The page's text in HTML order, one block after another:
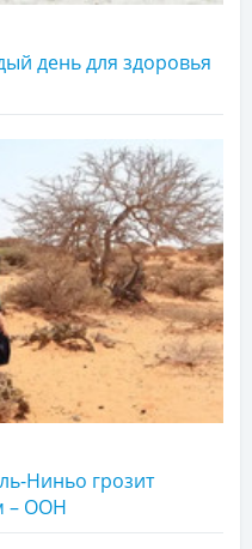
день для здоровья
Ниньо грозит
– ООН